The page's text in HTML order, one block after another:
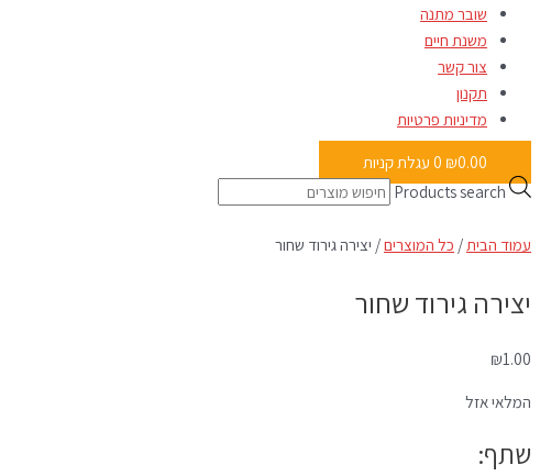
שובר מתנה
משנת חיים
צור קשר
תקנון
מדיניות פרטיות
₪0.00
0 עגלת קניות
Products search
עמוד הבית/ כל המוצרים/ יצירה גירוד שחור
יצירה גירוד שחור
₪1.00
המלאי אזל
שתף: